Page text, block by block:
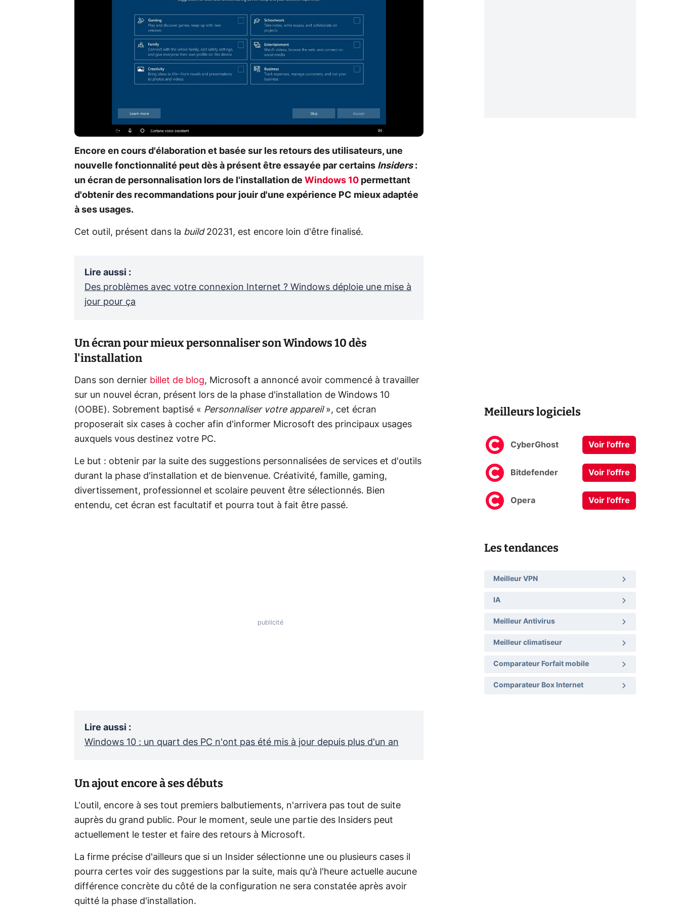
Encore en cours d'élaboration et basée sur les retours des utilisateurs, une
nouvelle fonctionnalité peut dès à présent être essayée par certains Insiders :
un écran de personnalisation lors de l'installation de Windows 10 permettant
d'obtenir des recommandations pour jouir d'une expérience PC mieux adaptée
à ses usages.
Cet outil, présent dans la build 20231, est encore loin d'être finalisé.
Lire aussi :
Des problèmes avec votre connexion Internet ? Windows déploie une mise à
jour pour ça
Un écran pour mieux personnaliser son Windows 10 dès
l'installation
Dans son dernier billet de blog, Microsoft a annoncé avoir commencé à travailler
sur un nouvel écran, présent lors de la phase d'installation de Windows 10
(OOBE). Sobrement baptisé « Personnaliser votre appareil», cet écran
proposerait six cases à cocher afin d'informer Microsoft des principaux usages
auxquels vous destinez votre PC.
Le but : obtenir par la suite des suggestions personnalisées de services et d'outils
durant la phase d'installation et de bienvenue. Créativité, famille, gaming,
divertissement, professionnel et scolaire peuvent être sélectionnés. Bien
entendu, cet écran est facultatif et pourra tout à fait être passé.
Lire aussi :
Windows 10 : un quart des PC n'ont pas été mis à jour depuis plus d'un an
Un ajout encore à ses débuts
L'outil, encore à ses tout premiers balbutiements, n'arrivera pas tout de suite
auprès du grand public. Pour le moment, seule une partie des Insiders peut
actuellement le tester et faire des retours à Microsoft.
La firme précise d'ailleurs que si un Insider sélectionne une ou plusieurs cases il
pourra certes voir des suggestions par la suite, mais qu'à l'heure actuelle aucune
différence concrète du côté de la configuration ne sera constatée après avoir
quitté la phase d'installation.
Meilleurs logiciels
CyberGhost Voir l'offre
Bitdefender Voir l'offre
Opera Voir l'offre
Les tendances
Meilleur VPN
IA
Meilleur Antivirus
Meilleur climatiseur
Comparateur Forfait mobile
Comparateur Box Internet